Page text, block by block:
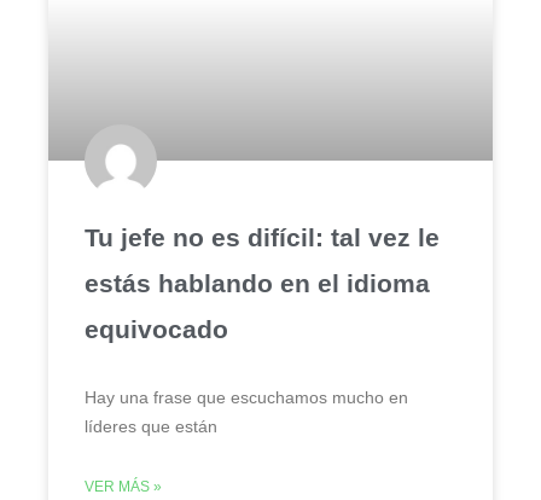
Tu jefe no es difícil: tal vez le
estás hablando en el idioma
equivocado
Hay una frase que escuchamos mucho en
líderes que están
VER MÁS »